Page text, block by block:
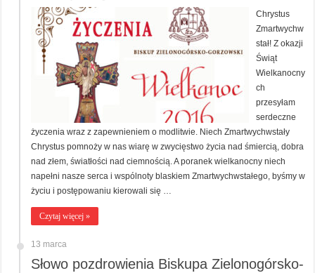
Chrystus
Zmartwychw
stał! Z okazji
Świąt
Wielkanocny
ch
przesyłam
serdeczne
życzenia wraz z zapewnieniem o modlitwie. Niech Zmartwychwstały
Chrystus pomnoży w nas wiarę w zwycięstwo życia nad śmiercią, dobra
nad złem, światłości nad ciemnością. A poranek wielkanocny niech
napełni nasze serca i wspólnoty blaskiem Zmartwychwstałego, byśmy w
życiu i postępowaniu kierowali się …
Czytaj więcej »
13 marca
Słowo pozdrowienia Biskupa Zielonogórsko-